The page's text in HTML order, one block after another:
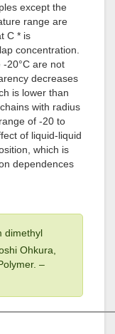
except the
range are
C * is
concentration.
20°C are not
decreases
is lower than
with radius
of -20 to
of liquid-liquid
which is
dependences
dimethyl
Ohkura,
–